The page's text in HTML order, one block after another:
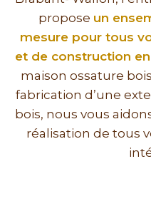
propose un
mesure pour tous
et de construction
maison ossature
fabrication d’une
bois, nous vous
réalisation de tous